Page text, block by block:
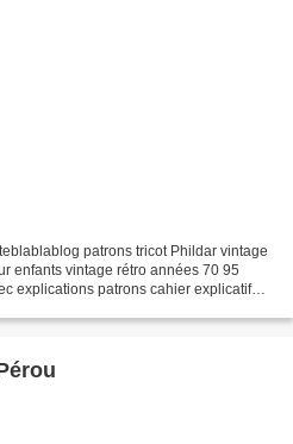
enfants vintage rétro années 70 95
explications patrons cahier explicatif